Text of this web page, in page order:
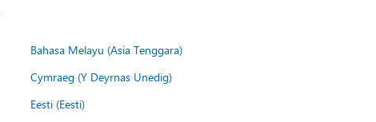
Bahasa Melayu (Asia Tenggara)
Cymraeg (Y Deyrnas Unedig)
Eesti (Eesti)